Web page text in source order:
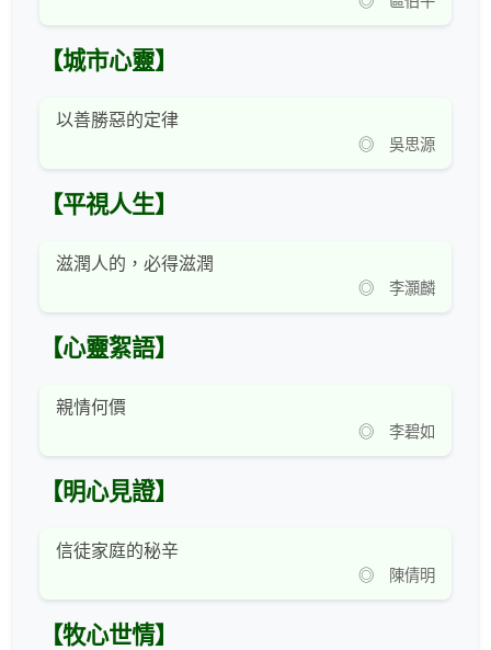
【城市心靈】
以善勝惡的定律
◎ 吳思源
【平視人生】
滋潤人的，必得滋潤
◎ 李灝麟
【心靈絮語】
親情何價
◎ 李碧如
【明心見證】
信徒家庭的秘辛
◎ 陳倩明
【牧心世情】